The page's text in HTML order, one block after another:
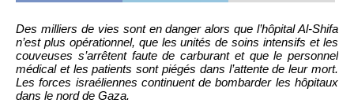
Des milliers de vies sont en danger alors que l’hôpital Al-Shifa
n’est plus opérationnel, que les unités de soins intensifs et les
couveuses s’arrêtent faute de carburant et que le personnel
médical et les patients sont piégés dans l’attente de leur mort.
Les forces israéliennes continuent de bombarder les hôpitaux
dans le nord de Gaza.